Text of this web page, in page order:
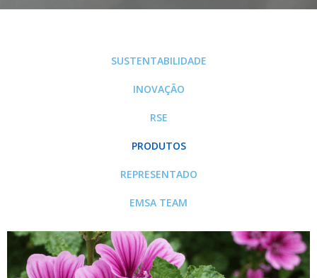
SUSTENTABILIDADE
INOVAÇÃO
RSE
PRODUTOS
REPRESENTADO
EMSA TEAM